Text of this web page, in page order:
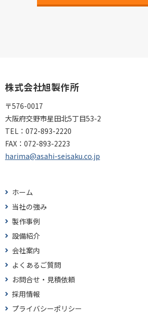
株式会社旭製作所
〒576-0017
大阪府交野市星田北5丁目53-2
TEL： 072-893-2220
FAX： 072-893-2223
harima@asahi-seisaku.co.jp
ホーム
当社の強み
製作事例
設備紹介
会社案内
よくあるご質問
お問合せ・見積依頼
採用情報
プライバシーポリシー